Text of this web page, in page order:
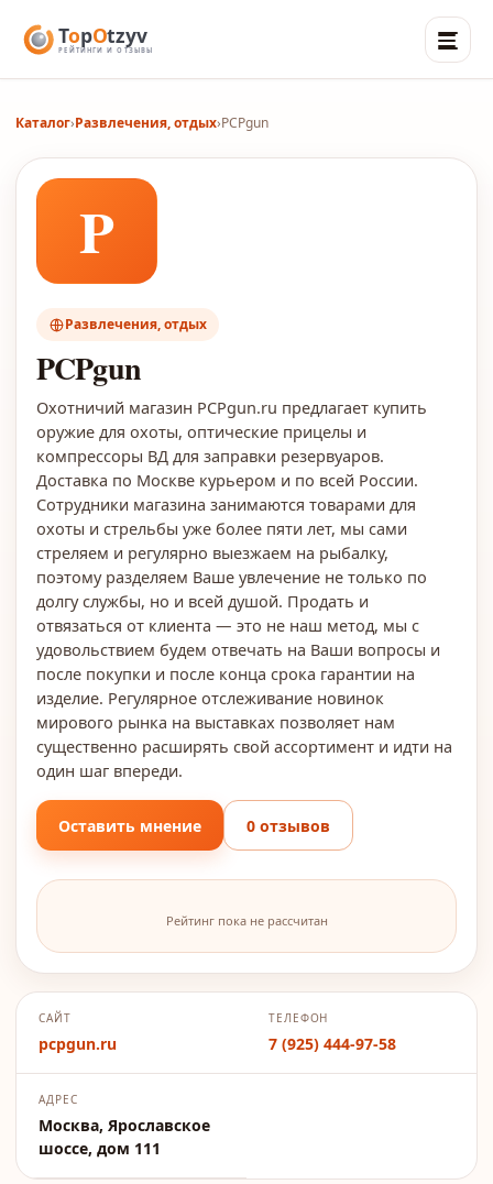
Каталог›Развлечения, отдых›PCPgun
P
Развлечения, отдых
PCPgun
Охотничий магазин PCPgun.ru предлагает купить
оружие для охоты, оптические прицелы и
компрессоры ВД для заправки резервуаров.
Доставка по Москве курьером и по всей России.
Сотрудники магазина занимаются товарами для
охоты и стрельбы уже более пяти лет, мы сами
стреляем и регулярно выезжаем на рыбалку,
поэтому разделяем Ваше увлечение не только по
долгу службы, но и всей душой. Продать и
отвязаться от клиента — это не наш метод, мы с
удовольствием будем отвечать на Ваши вопросы и
после покупки и после конца срока гарантии на
изделие. Регулярное отслеживание новинок
мирового рынка на выставках позволяет нам
существенно расширять свой ассортимент и идти на
один шаг впереди.
Оставить мнение 0 отзывов
Рейтинг пока не рассчитан
САЙТ
pcpgun.ru
ТЕЛЕФОН
7 (925) 444-97-58
АДРЕС
Москва, Ярославское
шоссе, дом 111